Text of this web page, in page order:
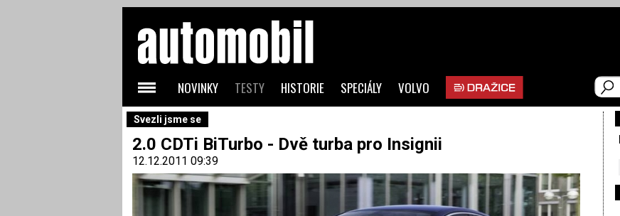
Svezli jsme se
2.0 CDTi BiTurbo - Dvě turba pro Insignii
12.12.2011 09:39
NOVINKY TESTY HISTORIE SPECIÁLY VOLVO